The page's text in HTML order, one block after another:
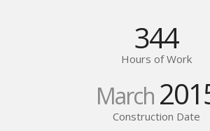
344
Hours of Work
March
Construction Date